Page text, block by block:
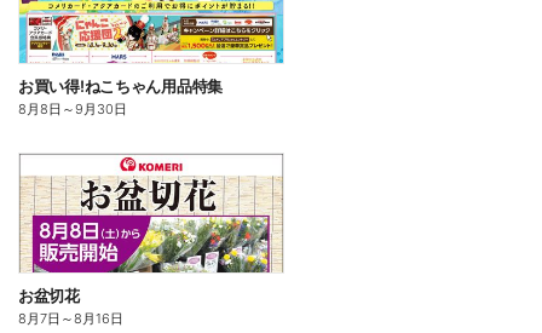
お買い得!ねこちゃん用品特集
8月8日 ～9月30日
お盆切花
8月7日 ～8月16日